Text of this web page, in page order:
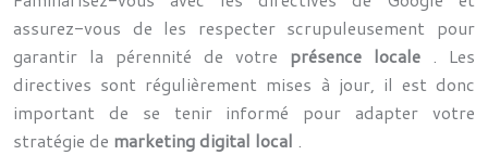
assurez-vous de les respecter scrupuleusement pour
garantir la pérennité de votre présence locale . Les
directives sont régulièrement mises à jour, il est donc
important de se tenir informé pour adapter votre
stratégie de marketing digital local .